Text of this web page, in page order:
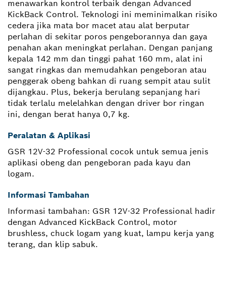
menawarkan kontrol terbaik dengan Advanced
KickBack Control. Teknologi ini meminimalkan risiko
cedera jika mata bor macet atau alat berputar
perlahan di sekitar poros pengeborannya dan gaya
penahan akan meningkat perlahan. Dengan panjang
kepala 142 mm dan tinggi pahat 160 mm, alat ini
sangat ringkas dan memudahkan pengeboran atau
penggerak obeng bahkan di ruang sempit atau sulit
dijangkau. Plus, bekerja berulang sepanjang hari
tidak terlalu melelahkan dengan driver bor ringan
ini, dengan berat hanya 0,7 kg.
Peralatan & Aplikasi
GSR 12V-32 Professional cocok untuk semua jenis
aplikasi obeng dan pengeboran pada kayu dan
logam.
Informasi Tambahan
Informasi tambahan: GSR 12V-32 Professional hadir
dengan Advanced KickBack Control, motor
brushless, chuck logam yang kuat, lampu kerja yang
terang, dan klip sabuk.